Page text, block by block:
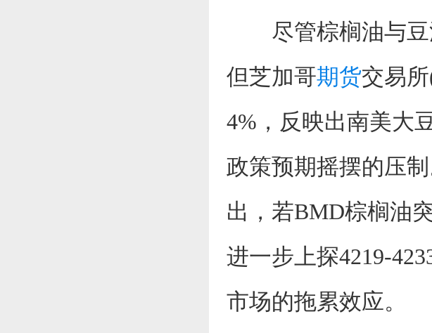
尽管棕榈油与豆
但芝加哥期货交易
4%，反映出南美大
政策预期摇摆的压
出，若BMD棕榈油
进一步上探4219-
市场的拖累效应。